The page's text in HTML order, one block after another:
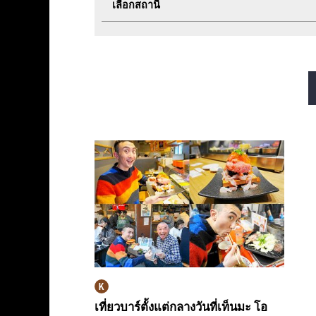
เลือกสถานี
สายนากาโฮริ สึรุมิ
เที่ยวบาร์ตั้งแต่กลางวันที่เท็นมะ โอ